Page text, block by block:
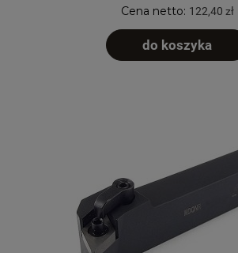
Cena netto: 122,40 zł
do koszyka